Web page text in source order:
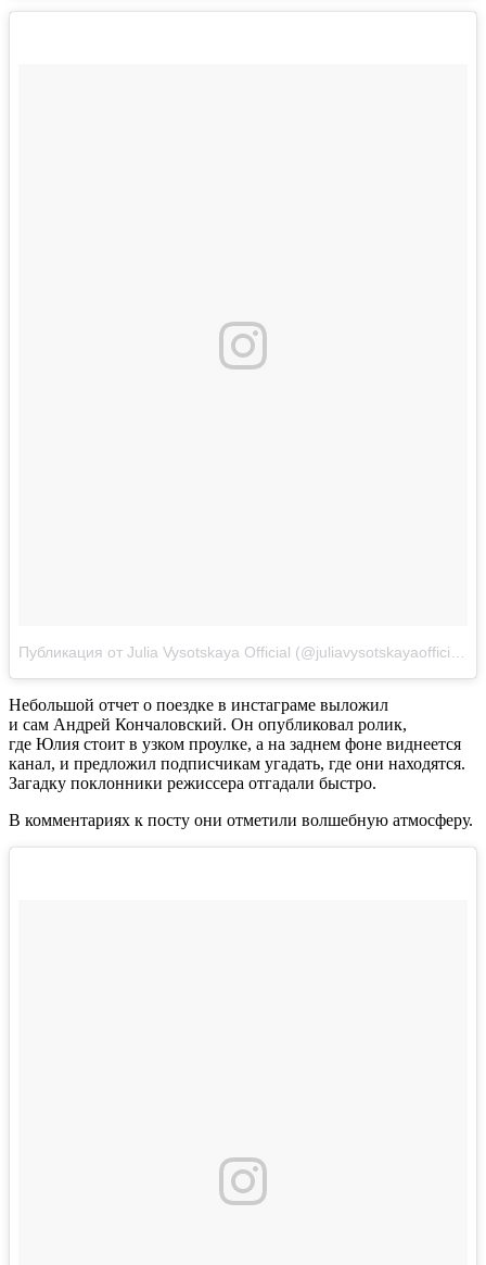
Публикация от Julia Vysotskaya Official (@juliavysotskayaofficial)
Небольшой отчет о поездке в инстаграме выложил
и сам Андрей Кончаловский. Он опубликовал ролик,
где Юлия стоит в узком проулке, а на заднем фоне виднеется
канал, и предложил подписчикам угадать, где они находятся.
Загадку поклонники режиссера отгадали быстро.
В комментариях к посту они отметили волшебную атмосферу.